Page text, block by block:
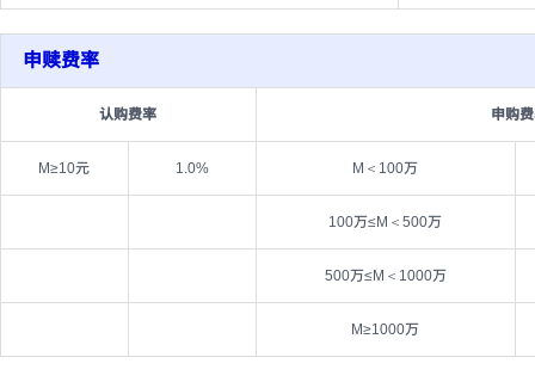
申赎费率
认购费率 申购
M≥10元 1.0% M＜100万
100万≤M＜500万
500万≤M＜1000万
M≥1000万